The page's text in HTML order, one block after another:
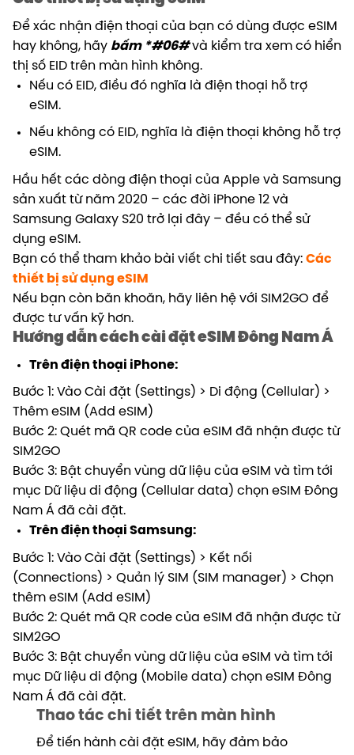
Để xác nhận điện thoại của bạn có dùng được eSIM
hay không, hãy bấm *#06#và kiểm tra xem có hiển
thị số EID trên màn hình không.
Nếu có EID, điều đó nghĩa là điện thoại hỗ trợ
eSIM.
Nếu không có EID, nghĩa là điện thoại không hỗ trợ
eSIM.
Hầu hết các dòng điện thoại của Apple và Samsung
sản xuất từ năm 2020 – các đời iPhone 12 và
Samsung Galaxy S20 trở lại đây – đều có thể sử
dụng eSIM.
Bạn có thể tham khảo bài viết chi tiết sau đây: Các
thiết bị sử dụng eSIM
Nếu bạn còn băn khoăn, hãy liên hệ với SIM2GO để
được tư vấn kỹ hơn.
Hướng dẫn cách cài đặt eSIM Đông Nam Á
Trên điện thoại iPhone:
Bước 1: Vào Cài đặt (Settings) > Di động (Cellular) >
Thêm eSIM (Add eSIM)
Bước 2: Quét mã QR code của eSIM đã nhận được từ
SIM2GO
Bước 3: Bật chuyển vùng dữ liệu của eSIM và tìm tới
mục Dữ liệu di động (Cellular data) chọn eSIM Đông
Nam Á đã cài đặt.
Trên điện thoại Samsung:
Bước 1: Vào Cài đặt (Settings) > Kết nối
(Connections) > Quản lý SIM (SIM manager) > Chọn
thêm eSIM (Add eSIM)
Bước 2: Quét mã QR code của eSIM đã nhận được từ
SIM2GO
Bước 3: Bật chuyển vùng dữ liệu của eSIM và tìm tới
mục Dữ liệu di động (Mobile data) chọn eSIM Đông
Nam Á đã cài đặt.
Thao tác chi tiết trên màn hình
Để tiến hành cài đặt eSIM, hãy đảm bảo